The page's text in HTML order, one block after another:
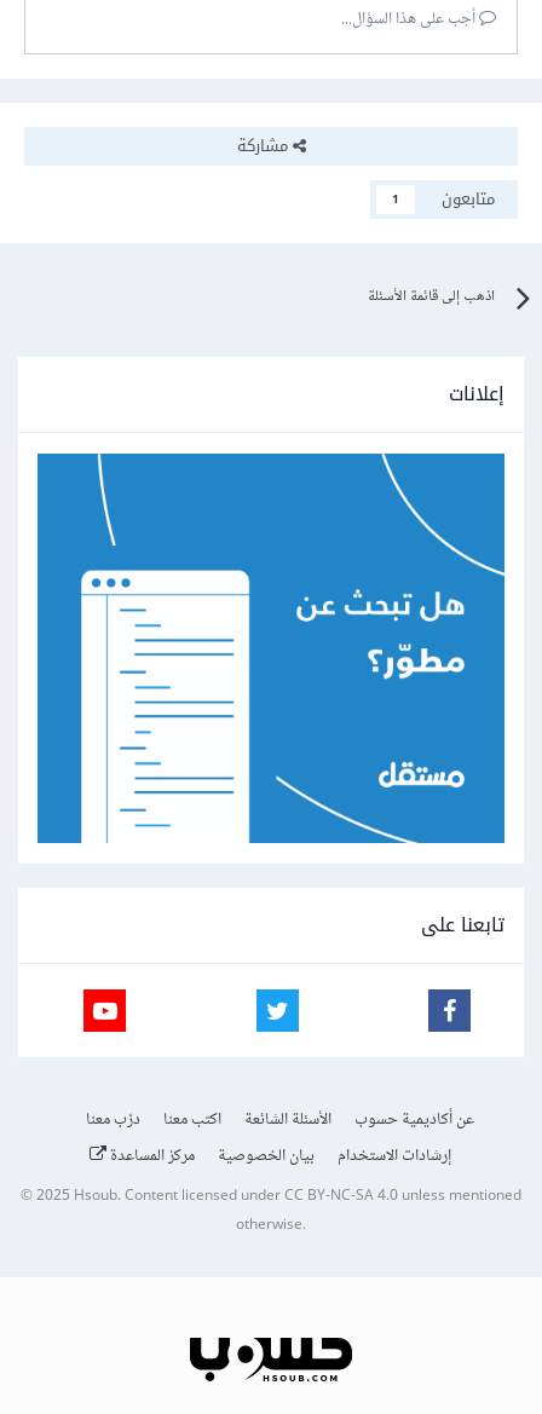
أجب على هذا السؤال...
مشاركة
متابعون
1
اذهب إلى قائمة الأسئلة
إعلانات
تابعنا على
عن أكاديمية حسوب الأسئلة الشائعة اكتب معنا
درّب معنا
إرشادات الاستخدام
بيان الخصوصية مركز المساعدة
© 2025Hsoub.Content licensed underCC BY-NC-SA 4.0unless mentioned
otherwise.